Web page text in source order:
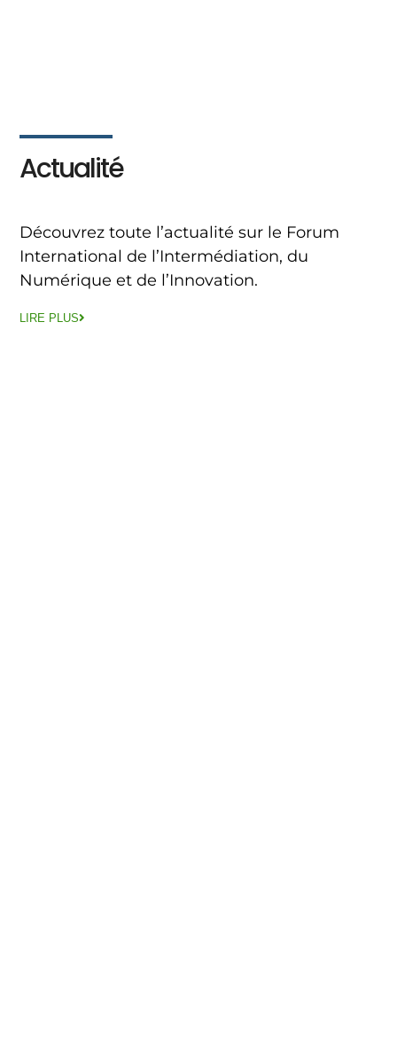
Actualité
Découvrez toute l’actualité sur le Forum
International de l’Intermédiation, du
Numérique et de l’Innovation.
LIRE PLUS